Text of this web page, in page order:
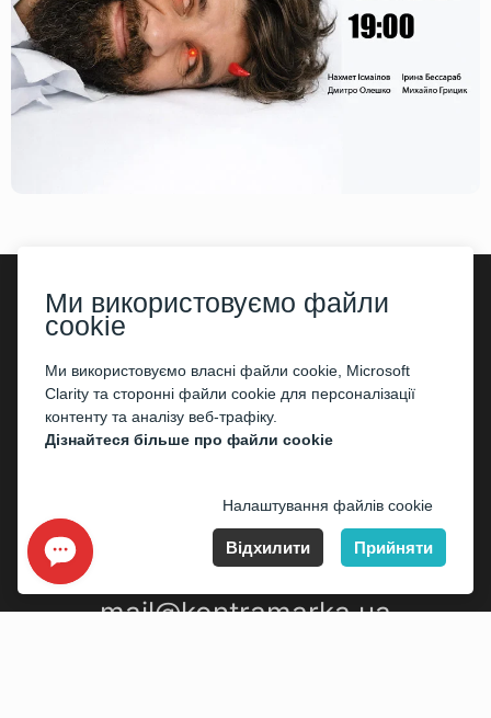
Публічний договір (оферта)
mail@kontramarka.ua
Ми використовуємо файли
cookie
Ми використовуємо власні файли cookie, Microsoft
Clarity та сторонні файли cookie для персоналізації
контенту та аналізу веб-трафіку.
Дізнайтеся більше про файли cookie
Налаштування файлів cookie
Відхилити Прийняти